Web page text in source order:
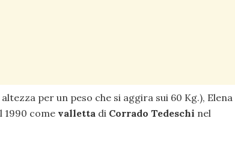
per un peso che si aggira sui 60 Kg.), Elena
1990 come valletta di Corrado Tedeschi nel